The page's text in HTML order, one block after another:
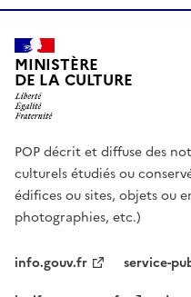
MINISTÈRE
DE LA CULTURE
POP décrit et diffuse des
culturels étudiés ou
édifices ou sites, objets ou
photographies, etc.)
info.gouv.fr
service-